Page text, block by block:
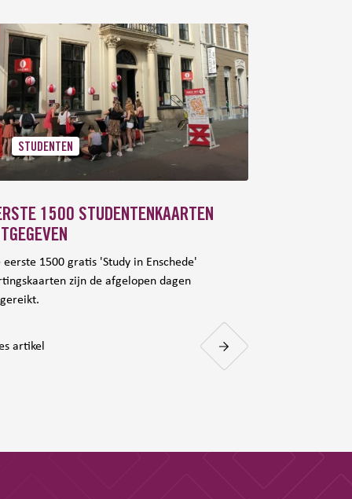
STUDENTEN
1500 STUDENTENKAARTEN
eerste 1500 gratis 'Study in Enschede'
zijn de afgelopen dagen
artikel